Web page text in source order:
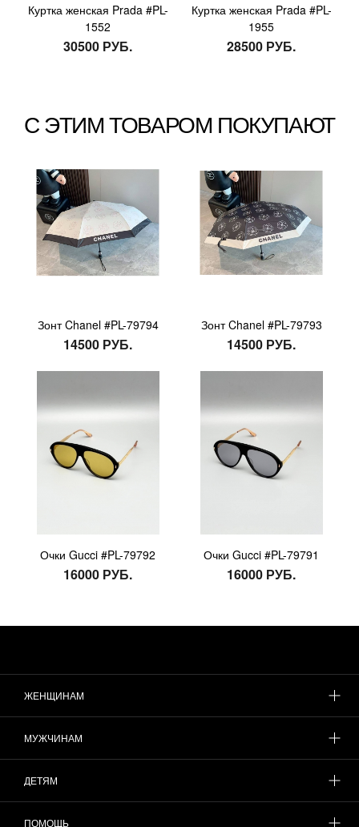
Куртка женская Prada #PL-
1552
30500 РУБ.
Куртка женская Prada #PL-
1955
28500 РУБ.
С ЭТИМ ТОВАРОМ ПОКУПАЮТ
Зонт Chanel #PL-79794
14500 РУБ.
Зонт Chanel #PL-79793
14500 РУБ.
Очки Gucci #PL-79792
16000 РУБ.
Очки Gucci #PL-79791
16000 РУБ.
ЖЕНЩИНАМ
МУЖЧИНАМ
ДЕТЯМ
ПОМОЩЬ